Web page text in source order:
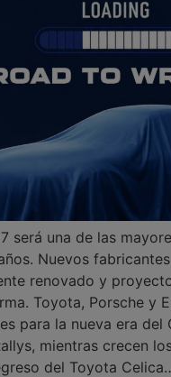
será una de las
Nuevos
renovado y
Toyota, Porsche y
para la nueva era del
mientras crecen
del Toyota